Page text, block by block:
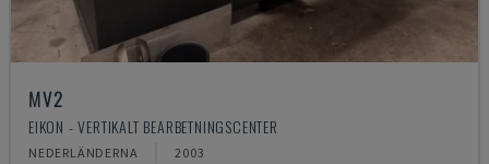
MV2
EIKON - VERTIKALT BEARBETNINGSCENTER
NEDERLÄNDERNA 2003